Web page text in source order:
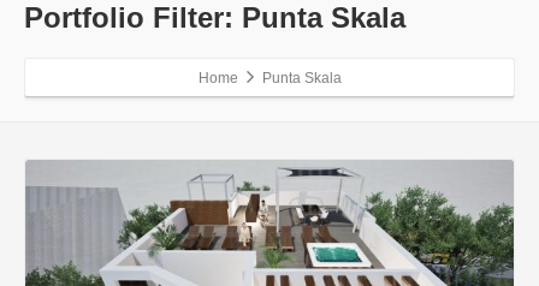
Portfolio Filter: Punta Skala
Home Punta Skala